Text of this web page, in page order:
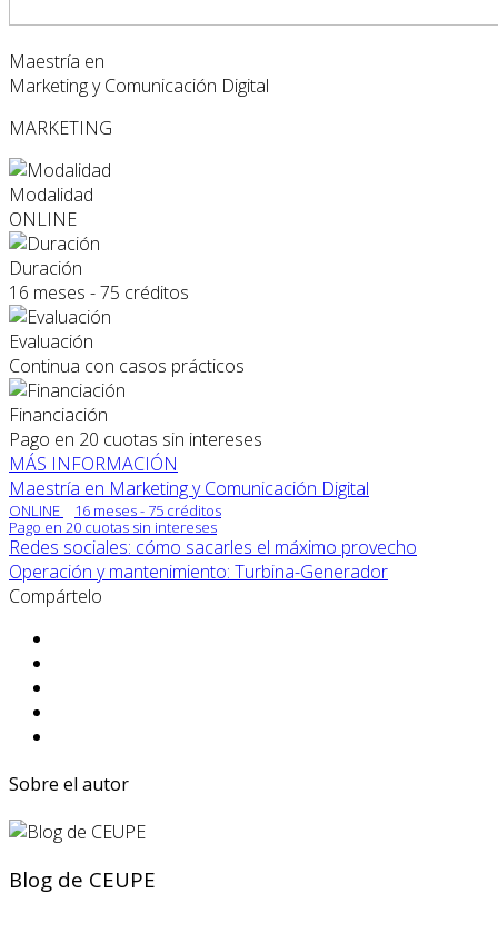
Maestría en
Marketing y Comunicación Digital
MARKETING
Modalidad
ONLINE
Duración
16 meses - 75 créditos
Evaluación
Continua con casos prácticos
Financiación
Pago en 20 cuotas sin intereses
MÁS INFORMACIÓN
Maestría en Marketing y Comunicación Digital
ONLINE
16 meses - 75 créditos
Pago en 20 cuotas sin intereses
Redes sociales: cómo sacarles el máximo provecho
Operación y mantenimiento: Turbina-Generador
Compártelo
Sobre el autor
Blog de CEUPE